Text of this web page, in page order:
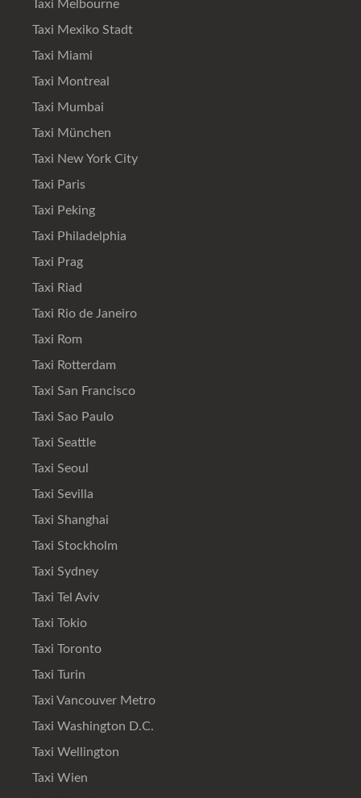
Taxi Melbourne
Taxi Mexiko Stadt
Taxi Miami
Taxi Montreal
Taxi Mumbai
Taxi München
Taxi New York City
Taxi Paris
Taxi Peking
Taxi Philadelphia
Taxi Prag
Taxi Riad
Taxi Rio de Janeiro
Taxi Rom
Taxi Rotterdam
Taxi San Francisco
Taxi Sao Paulo
Taxi Seattle
Taxi Seoul
Taxi Sevilla
Taxi Shanghai
Taxi Stockholm
Taxi Sydney
Taxi Tel Aviv
Taxi Tokio
Taxi Toronto
Taxi Turin
Taxi Vancouver Metro
Taxi Washington D.C.
Taxi Wellington
Taxi Wien